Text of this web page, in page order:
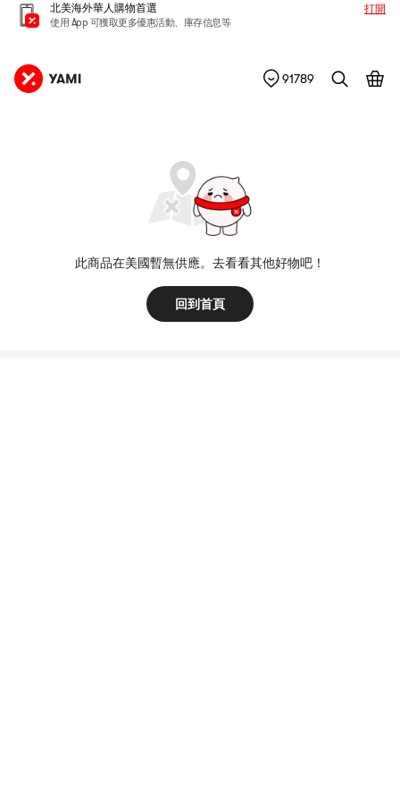
北美海外華人購物首選
使用 App 可獲取更多優惠活動、庫存信息等
打開
91789
此商品在美國暫無供應。去看看其他好物吧！
回到首頁